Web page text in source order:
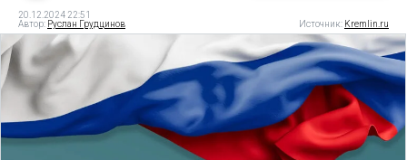
20.12.2024 22:51
Автор: Руслан Грудцинов Источник: Kremlin.ru